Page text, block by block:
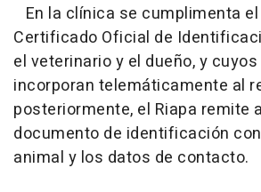
En la clínica se cumplimenta
Certificado Oficial de
el veterinario y el dueño, y
incorporan telemáticamente al
posteriormente, el Riapa remite
documento de identificación
animal y los datos de contacto.